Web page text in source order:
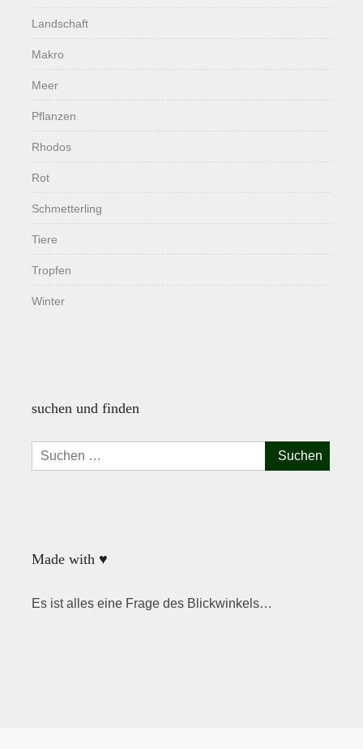
Landschaft
Makro
Meer
Pflanzen
Rhodos
Rot
Schmetterling
Tiere
Tropfen
Winter
suchen und finden
Suchen
nach:
Made with ♥
Es ist alles eine Frage des Blickwinkels…